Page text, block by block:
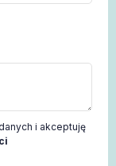
i akceptuję